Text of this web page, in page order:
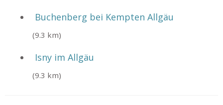
Buchenberg bei Kempten Allgäu
(9.3 km)
Isny im Allgäu
(9.3 km)